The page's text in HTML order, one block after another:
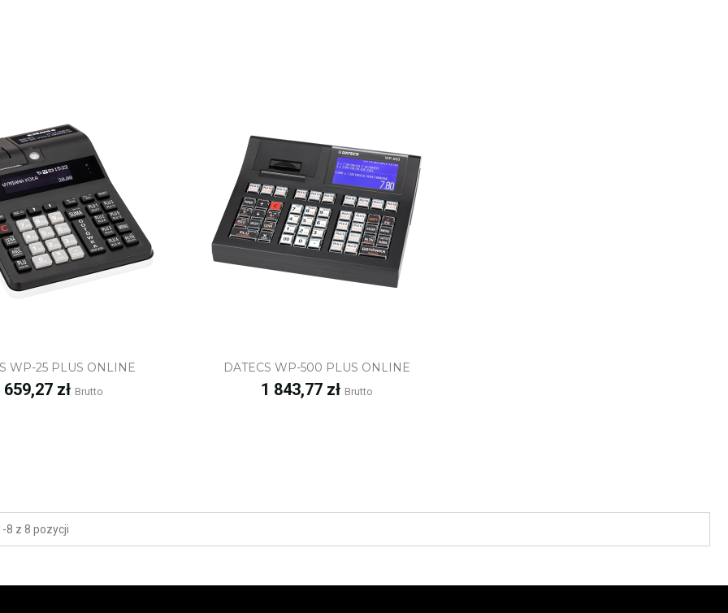
Szybki podgląd
WP-25 PLUS ONLINE
659,27 zł Brutto
Szybki podgląd
DATECS WP-500 PLUS ONLINE
Cena
1 843,77 zł Brutto
8 z 8 pozycji